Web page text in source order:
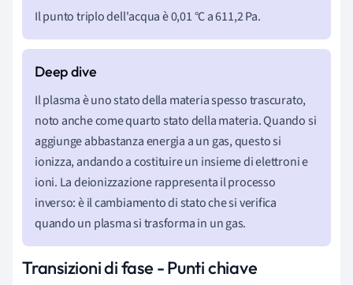
Il punto triplo dell'acquaè 0,01 °C a 611,2 Pa.
Il plasma è uno stato della materia spesso trascurato,
noto anche come quarto stato della materia. Quando si
aggiunge abbastanza energia a un gas, questo si
ionizza, andando a costituire un insieme di elettroni e
ioni. La deionizzazione rappresenta il processo
inverso: è il cambiamento di stato che si verifica
quando un plasma si trasforma in un gas.
Transizioni di fase - Punti chiave